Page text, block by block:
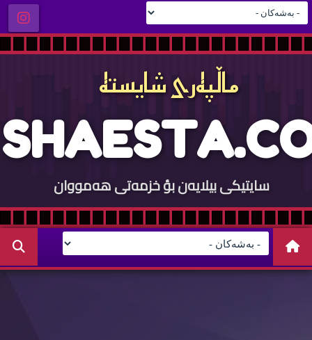
ماڵپه‌ری شایسته‌
SHAESTA.CO
M
سایتيكی بيلایه‌ن بؤ خزمه‌تی هه‌مووان